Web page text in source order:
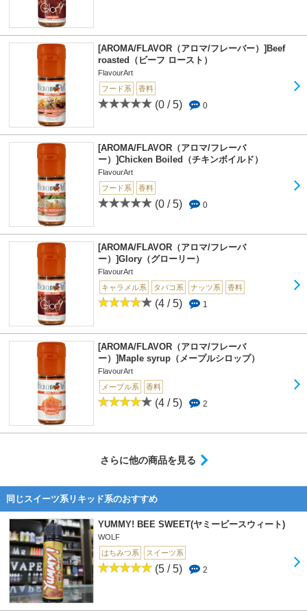
[AROMA/FLAVOR（アロマ/フレーバー）]Beef
roasted（ビーフ ロースト）
FlavourArt
フード系
香料
(0 / 5) 0
[AROMA/FLAVOR（アロマ/フレーバ
ー）]Chicken Boiled（チキンボイルド）
FlavourArt
フード系
香料
(0 / 5) 0
[AROMA/FLAVOR（アロマ/フレーバ
ー）]Glory（グローリー）
FlavourArt
キャラメル系
タバコ系 ナッツ系 香料
(4 / 5) 1
[AROMA/FLAVOR（アロマ/フレーバ
ー）]Maple syrup（メープルシロップ）
FlavourArt
メープル系
香料
(4 / 5) 2
さらに他の商品を見る
同じスイーツ系リキッド系のおすすめ
YUMMY! BEE SWEET(ヤミービースウィート)
WOLF
はちみつ系
スイーツ系
(5 / 5) 2